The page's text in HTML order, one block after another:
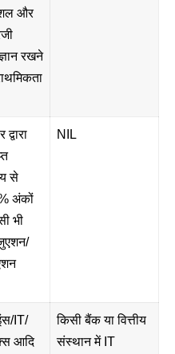
और
रखने
से
अंकों
भी
NIL
IT/
आदि
किसी बैंक या वित्तीय
संस्थान में IT